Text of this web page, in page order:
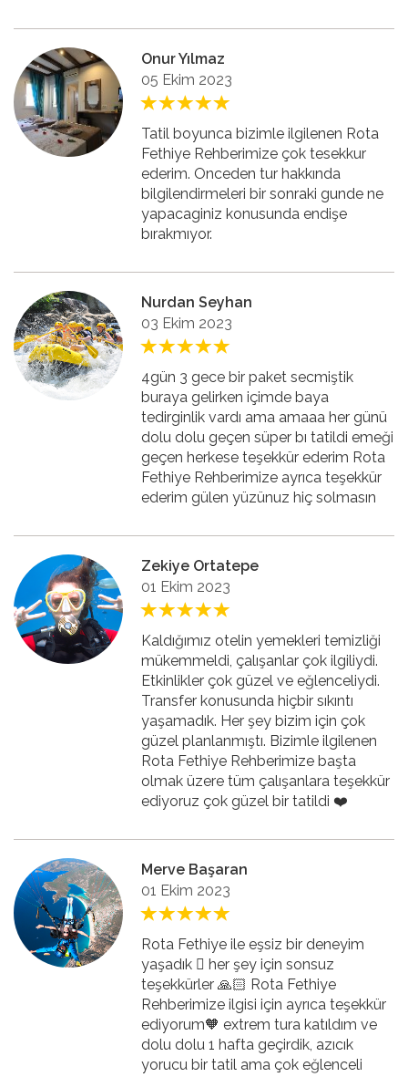
Onur Yılmaz
05 Ekim 2023
Tatil boyunca bizimle ilgilenen Rota
Fethiye Rehberimize çok tesekkur
ederim. Onceden tur hakkında
bilgilendirmeleri bir sonraki gunde ne
yapacaginiz konusunda endişe
bırakmıyor.
Nurdan Seyhan
03 Ekim 2023
4gün 3 gece bir paket secmiştik
buraya gelirken içimde baya
tedirginlik vardı ama amaaa her günü
dolu dolu geçen süper bı tatildi emeği
geçen herkese teşekkür ederim Rota
Fethiye Rehberimize ayrıca teşekkür
ederim gülen yüzünuz hiç solmasın
Zekiye Ortatepe
01 Ekim 2023
Kaldığımız otelin yemekleri temizliği
mükemmeldi, çalışanlar çok ilgiliydi.
Etkinlikler çok güzel ve eğlenceliydi.
Transfer konusunda hiçbir sıkıntı
yaşamadık. Her şey bizim için çok
güzel planlanmıştı. Bizimle ilgilenen
Rota Fethiye Rehberimize başta
olmak üzere tüm çalışanlara teşekkür
ediyoruz çok güzel bir tatildi ❤️
Merve Başaran
01 Ekim 2023
Rota Fethiye ile eşsiz bir deneyim
yaşadık 🏻 her şey için sonsuz
teşekkürler 🙏🏻 Rota Fethiye
Rehberimize ilgisi için ayrıca teşekkür
ediyorum🧡 extrem tura katıldım ve
dolu dolu 1 hafta geçirdik, azıcık
yorucu bir tatil ama çok eğlenceli